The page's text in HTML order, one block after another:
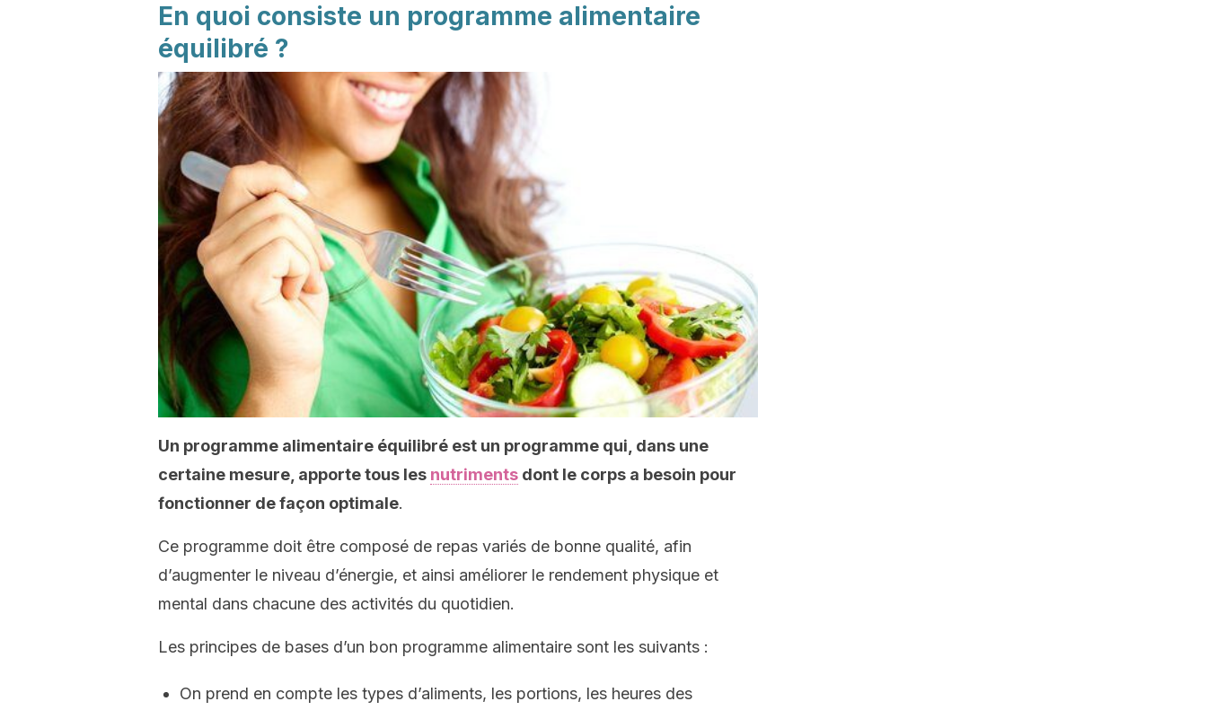
En quoi consiste un programme alimentaire
équilibré ?
Un programme alimentaire équilibré est un programme qui, dans une
certaine mesure, apporte tous les nutriments dont le corps a besoin pour
fonctionner de façon optimale.
Ce programme doit être composé de repas variés de bonne qualité, afin
d’augmenter le niveau d’énergie, et ainsi améliorer le rendement physique et
mental dans chacune des activités du quotidien.
Les principes de bases d’un bon programme alimentaire sont les suivants :
On prend en compte les types d’aliments, les portions, les heures des